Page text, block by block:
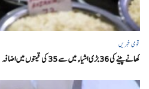
قومی خبریں
کھانے پینے کی 36 بڑی اشیاء میں سے 35 کی قیمتوں میں اضافہ